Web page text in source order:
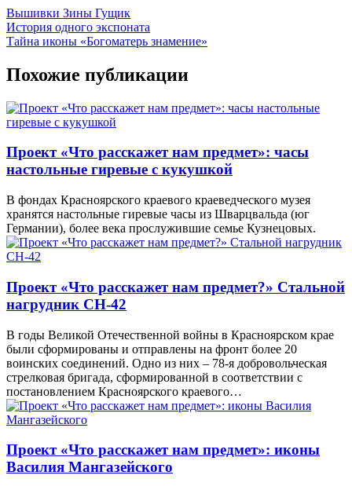
Вышивки Зины Гущик
История одного экспоната
Тайна иконы «Богоматерь знамение»
Похожие публикации
Проект «Что расскажет нам предмет»: часы
настольные гиревые с кукушкой
В фондах Красноярского краевого краеведческого музея
хранятся настольные гиревые часы из Шварцвальда (юг
Германии), более века прослужившие семье Кузнецовых.
Проект «Что расскажет нам предмет?» Стальной
нагрудник СН-42
В годы Великой Отечественной войны в Красноярском крае
были сформированы и отправлены на фронт более 20
воинских соединений. Одно из них – 78-я добровольческая
стрелковая бригада, сформированной в соответствии с
постановлением Красноярского краевого…
Проект «Что расскажет нам предмет»: иконы
Василия Мангазейского